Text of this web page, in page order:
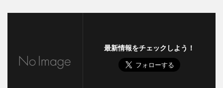
最新情報をチェックしよう！